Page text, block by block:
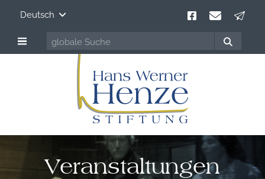
Deutsch
Veranstaltungen